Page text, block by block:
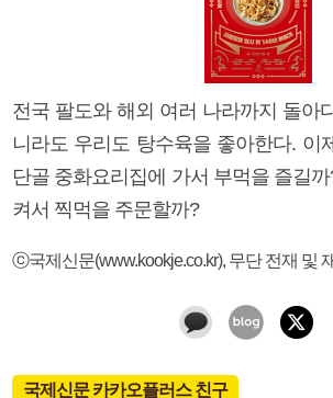
전국 팔도와 해외 여러 나라까지 돌아
니라도 우리도 탕수육을 좋아한다. 이
단골 중화요리집에 가서 부먹을 즐길
켜서 찍먹을 주문할까?
ⓒ국제신문(www.kookje.co.kr), 무단 전재 및
국제신문 카카오플러스 친구